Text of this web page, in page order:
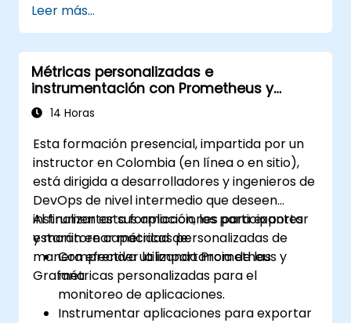
Configurar Grafana para conjuntos de
datos extensos y visualizaciones
complejas.
Implementar estrategias avanzadas de
resolución de problemas y escalabilidad.
Leer más...
Métricas personalizadas e
instrumentación con Prometheus y
Grafana
14 Horas
Esta formación presencial, impartida por un
instructor en Colombia (en línea o en sitio),
está dirigida a desarrolladores y ingenieros de
DevOps de nivel intermedio que deseen
instrumentar sus aplicaciones para exportar
y monitorear métricas personalizadas de
manera efectiva utilizando Prometheus y
Grafana.
Al finalizar esta formación, los participantes
estarán en capacidad de:
Comprender la importancia de las
métricas personalizadas para el
monitoreo de aplicaciones.
Instrumentar aplicaciones para exportar